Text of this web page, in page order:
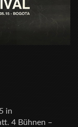
in
4 Bühnen –